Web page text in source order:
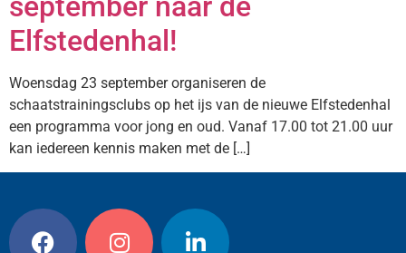
Elfstedenhal!
Woensdag 23 september organiseren de
schaatstrainingsclubs op het ijs van de nieuwe Elfstedenhal
een programma voor jong en oud. Vanaf 17.00 tot 21.00 uur
kan iedereen kennis maken met de […]